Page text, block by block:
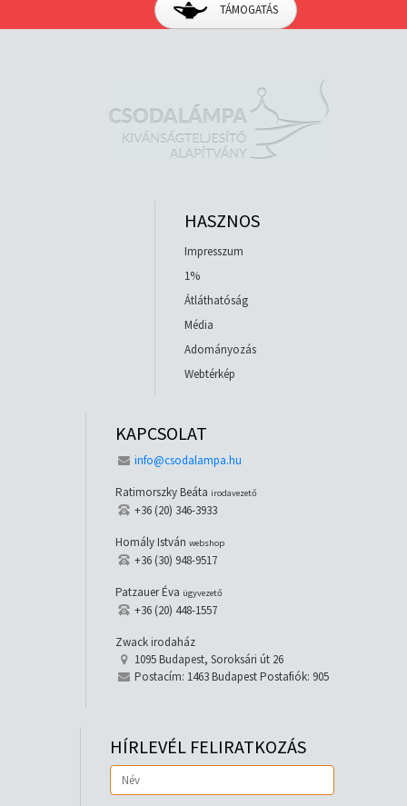
TÁMOGATÁS
HASZNOS
Impresszum
1%
Átláthatóság
Média
Adományozás
Webtérkép
KAPCSOLAT
info@csodalampa.hu
Ratimorszky Beáta irodavezető
+36 (20) 346-3933
Homály István webshop
+36 (30) 948-9517
Patzauer Éva ügyvezető
+36 (20) 448-1557
Zwack irodaház
1095 Budapest, Soroksári út 26
Postacím: 1463 Budapest Postafiók: 905
HÍRLEVÉL FELIRATKOZÁS